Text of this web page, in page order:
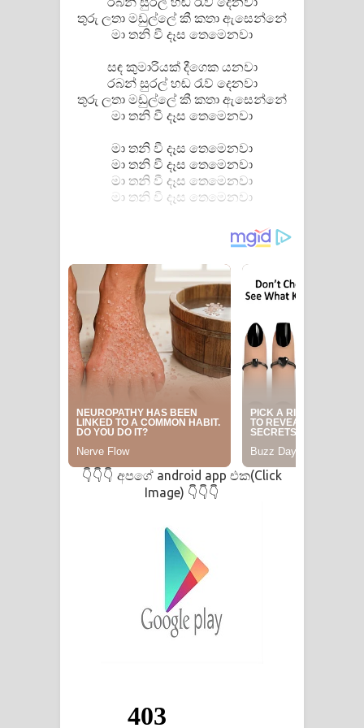
දන්නවාද මාව ගීතයේ පද පෙළ
තුරු ලතා මඩුල්ලේ කී කතා ඇසෙන්නේ
මා තනි වී දෑස තෙමෙනවා
සඳ කුමාරියක් දීගෙක යනවා
රබන් සුරල් හඬ රැව් දෙනවා
තුරු ලතා මඩුල්ලේ කී කතා ඇසෙන්නේ
මා තනි වී දෑස තෙමෙනවා
මා තනි වී දෑස තෙමෙනවා
මා තනි වී දෑස තෙමෙනවා
මා තනි වී දෑස තෙමෙනවා
මා තනි වී දෑස තෙමෙනවා
👇👇👇 අපගේ android app එක(Click
Image) 👇👇👇